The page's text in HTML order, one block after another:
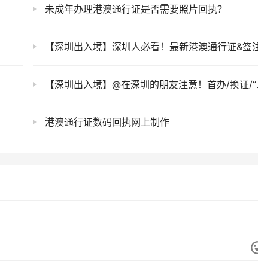
未成年办理港澳通行证是否需要照片回执？
【深圳出入境】深圳人必看！最新港澳通行证&签注办理超全指南 (附材料办理、续签指南+网上预约攻
【深圳出入境】@在深圳的朋友注意！首办/换证/“一签多行”签注办理看这篇就够了
港澳通行证数码回执网上制作